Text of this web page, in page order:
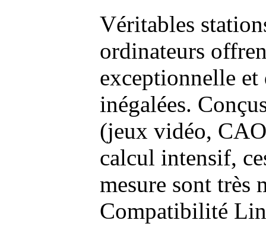
Véritables
ordinateurs
exceptionnelle et
inégalées.
(jeux vidéo,
calcul intensif,
mesure sont très
Compatibilité